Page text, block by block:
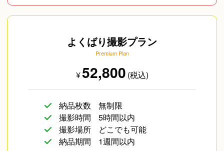
よくばり撮影プラン
Premium Plan
¥52,800 (税込)
納品枚数
無制限
撮影時間
5時間以内
撮影場所
どこでも可能
納品期間
1週間以内